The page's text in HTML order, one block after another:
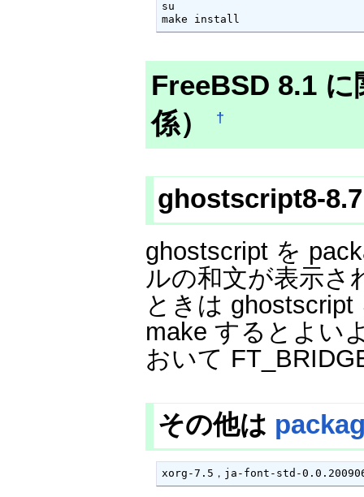
su
make install
FreeBSD 8.1
係）
†
ghostscript8-
ghostscript を
ルの和文が表示さ
ときは
make するとよい
おいて
その他は
xorg-7.5，ja-font-std-